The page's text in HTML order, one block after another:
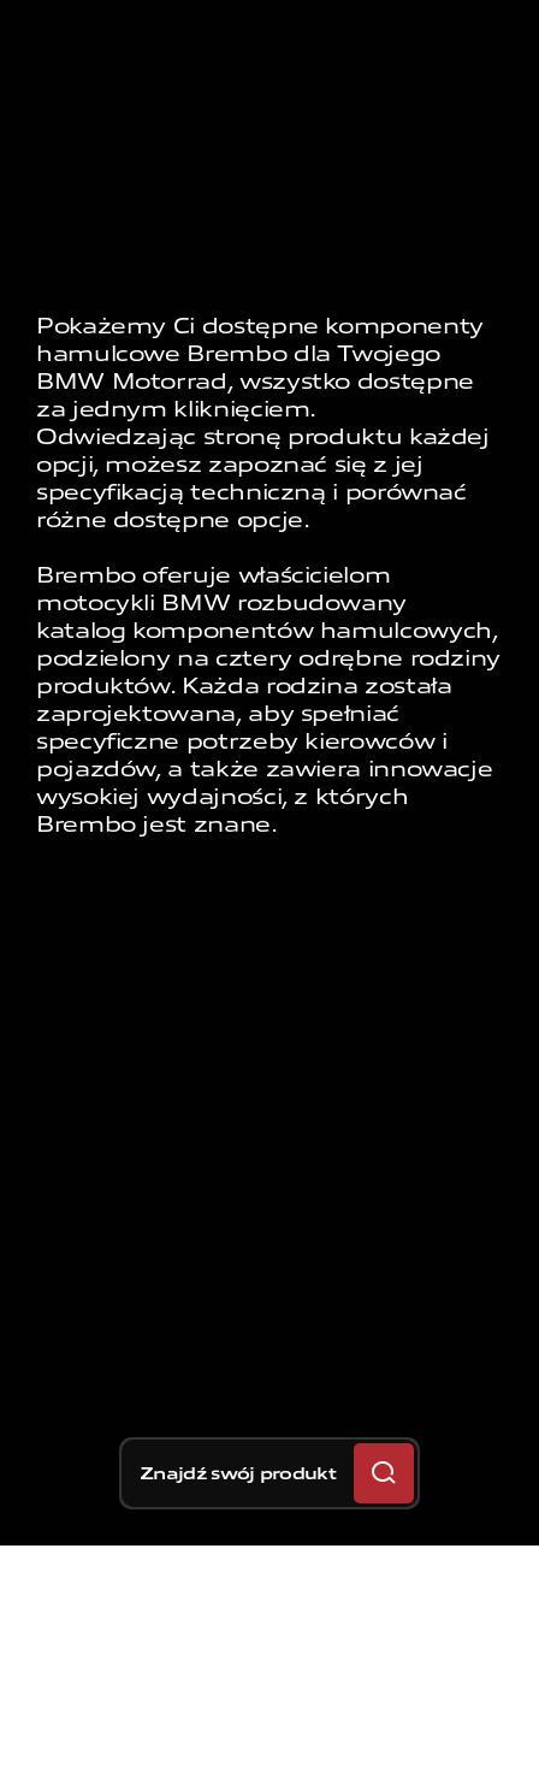
Pokażemy Ci dostępne komponenty
hamulcowe Brembo dla Twojego
BMW Motorrad, wszystko dostępne
za jednym kliknięciem.
Odwiedzając stronę produktu każdej
opcji, możesz zapoznać się z jej
specyfikacją techniczną i porównać
różne dostępne opcje.
Brembo oferuje właścicielom
motocykli BMW rozbudowany
katalog komponentów hamulcowych,
podzielony na cztery odrębne rodziny
produktów. Każda rodzina została
zaprojektowana, aby spełniać
specyficzne potrzeby kierowców i
pojazdów, a także zawiera innowacje
wysokiej wydajności, z których
Brembo jest znane.
Znajdź swój produkt